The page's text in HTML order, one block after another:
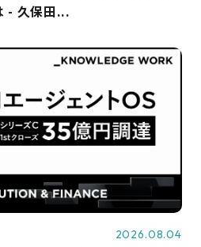
- 久保田...
2026.08.04